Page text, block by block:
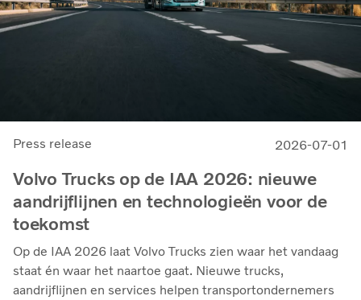
Press release 2026-07-01
Volvo Trucks op de IAA 2026: nieuwe
aandrijflijnen en technologieën voor de
toekomst
Op de IAA 2026 laat Volvo Trucks zien waar het vandaag
staat én waar het naartoe gaat. Nieuwe trucks,
aandrijflijnen en services helpen transportondernemers